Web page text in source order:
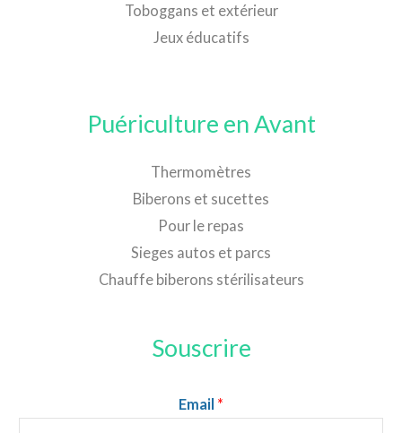
Toboggans et extérieur
Jeux éducatifs
Puériculture en Avant
Thermomètres
Biberons et sucettes
Pour le repas
Sieges autos et parcs
Chauffe biberons stérilisateurs
Souscrire
Email *